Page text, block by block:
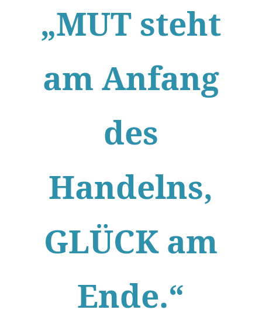
„MUT steht
am Anfang
des
Handelns,
GLÜCK am
Ende.“